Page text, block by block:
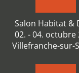
Salon Habitat &
02. - 04. octubre
Villefranche-sur-